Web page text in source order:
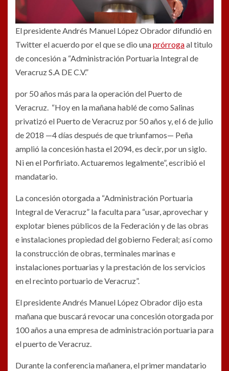
El presidente Andrés Manuel López Obrador difundió en
Twitter el acuerdo por el que se dio unaprórrogaal titulo
de concesión a “Administración Portuaria Integral de
Veracruz S.A DE C.V.”
por 50 años más para la operación del Puerto de
Veracruz. “Hoy en la mañana hablé de como Salinas
privatizó el Puerto de Veracruz por 50 años y, el 6 de julio
de 2018 —4 días después de que triunfamos— Peña
amplió la concesión hasta el 2094, es decir, por un siglo.
Ni en el Porfiriato. Actuaremos legalmente”, escribió el
mandatario.
La concesión otorgada a “Administración Portuaria
Integral de Veracruz” la faculta para “usar, aprovechar y
explotar bienes públicos de la Federación y de las obras
e instalaciones propiedad del gobierno Federal; así como
la construcción de obras, terminales marinas e
instalaciones portuarias y la prestación de los servicios
en el recinto portuario de Veracruz”.
El presidente Andrés Manuel López Obrador dijo esta
mañana que buscará revocar una concesión otorgada por
100 años a una empresa de administración portuaria para
el puerto de Veracruz.
Durante la conferencia mañanera, el primer mandatario